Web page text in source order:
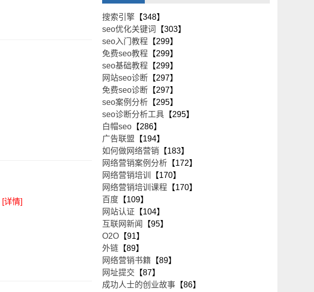
[详情]
搜索引擎 【348】
seo优化关键词
【303】
seo入门教程 【299】
免费seo教程 【299】
seo基础教程 【299】
网站seo诊断 【297】
免费seo诊断 【297】
seo案例分析 【295】
seo诊断分析工具 【295】
白帽seo 【286】
广告联盟 【194】
如何做网络营销 【183】
网络营销案例分析 【172】
网络营销培训
【170】
网络营销培训课程 【170】
百度 【109】
网站认证 【104】
互联网新闻
【95】
O2O 【91】
外链 【89】
网络营销书籍 【89】
网址提交 【87】
成功人士的创业故事 【86】